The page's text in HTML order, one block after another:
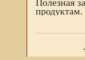
Полезная
продуктам.